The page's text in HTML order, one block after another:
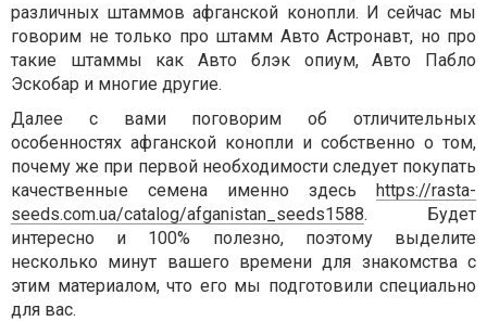
различных штаммов афганской конопли. И сейчас мы
говорим не только про штамм Авто Астронавт, но про
такие штаммы как Авто блэк опиум, Авто Пабло
Эскобар и многие другие.
Далее с вами поговорим об отличительных
особенностях афганской конопли и собственно о том,
почему же при первой необходимости следует покупать
качественные семена именно здесь https://rasta-
seeds.com.ua/catalog/afganistan_seeds1588. Будет
интересно и 100% полезно, поэтому выделите
несколько минут вашего времени для знакомства с
этим материалом, что его мы подготовили специально
для вас.